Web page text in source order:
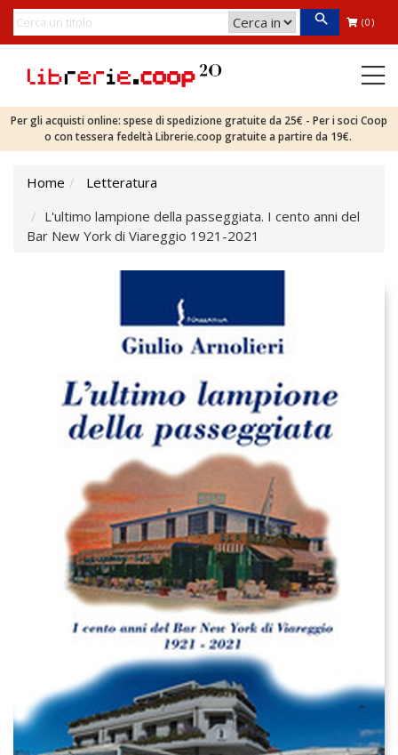
(0)
Per gli acquisti online: spese di spedizione gratuite da 25€ - Per i soci Coop
o con tessera fedeltà Librerie.coop gratuite a partire da 19€.
Home
Letteratura
L'ultimo lampione della passeggiata. I cento anni del
Bar New York di Viareggio 1921-2021